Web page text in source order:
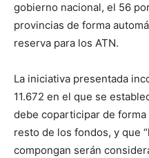
gobierno nacional, el 56
provincias de forma
reserva para los ATN.
La iniciativa presentada
11.672 en el que se
debe coparticipar de
resto de los fondos, y que
compongan serán